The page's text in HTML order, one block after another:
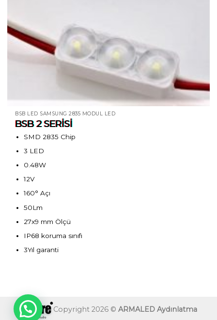
BSB LED SAMSUNG 2835 MODÜL LED
BSB 2 SERİSİ
SMD 2835 Chip
3 LED
0.48W
12V
160° Açı
50Lm
27x9 mm Ölçü
IP68 koruma sınıfı
3Yıl garanti
Copyright 2026 © ARMALED Aydınlatma